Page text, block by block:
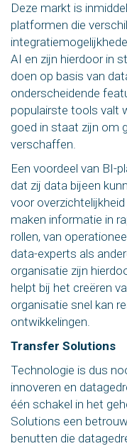
Deze markt is
platformen die
AI en zijn hierdoor in
doen op basis van
onderscheidende
populairste tools valt
goed in staat zijn om
verschaffen.
Een voordeel van BI-
dat zij data bijeen
voor
maken informatie in
rollen, van
data-experts als
organisatie zijn
helpt bij het creëren
organisatie snel kan
ontwikkelingen.
Transfer Solutions
Technologie is dus
innoveren en
één schakel in het
Solutions een
benutten die